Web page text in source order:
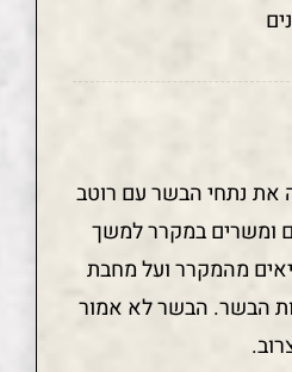
את נתחי הבשר עם רוטב
ומשרים במקרר למשך
מהמקרר ועל מחבת
הבשר. הבשר לא אמור